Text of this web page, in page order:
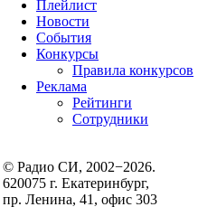
Плейлист
Новости
События
Конкурсы
Правила конкурсов
Реклама
Рейтинги
Сотрудники
© Радио СИ, 2002−2026.
620075 г. Екатеринбург,
пр. Ленина, 41, офис 303